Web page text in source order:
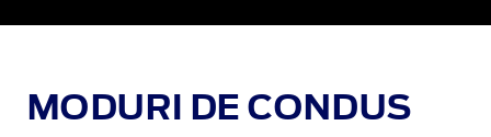
MODURI DE CONDUS